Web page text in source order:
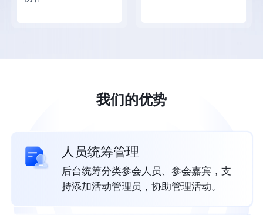
我们的优势
人员统筹管理
后台统筹分类参会人员、参会嘉宾，支
持添加活动管理员，协助管理活动。